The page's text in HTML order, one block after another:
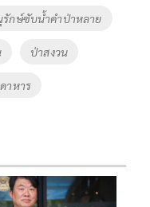
กษ์ซับน้ำคำป่าหลาย
ป่าสงวน
าหาร